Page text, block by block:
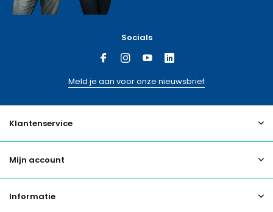
Socials
Meld je aan voor onze nieuwsbrief
Klantenservice
Mijn account
Informatie